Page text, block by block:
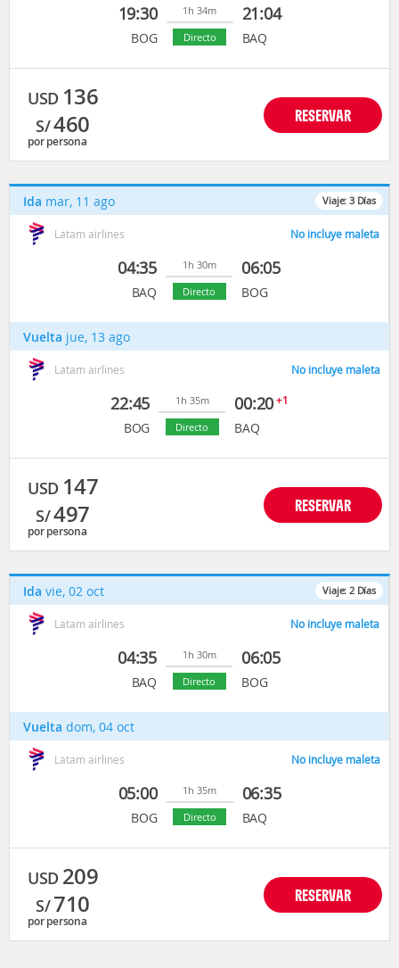
19:30
BOG
1h 34m
Directo
21:04
BAQ
USD 136
S/460
por persona
RESERVAR
Viaje: 3 Días
Ida mar, 11 ago
Latam airlines No incluye maleta
04:35
BAQ
1h 30m
Directo
06:05
BOG
Vuelta jue, 13 ago
Latam airlines No incluye maleta
22:45
BOG
1h 35m
Directo
00:20+1
BAQ
USD 147
S/497
por persona
RESERVAR
Viaje: 2 Días
Ida vie, 02 oct
Latam airlines No incluye maleta
04:35
BAQ
1h 30m
Directo
06:05
BOG
Vuelta dom, 04 oct
Latam airlines No incluye maleta
05:00
BOG
1h 35m
Directo
06:35
BAQ
USD 209
S/710
por persona
RESERVAR